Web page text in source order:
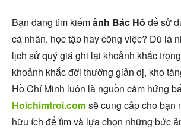
Bạn đang tìm kiếmảnh Bác Hồ để sử
cá nhân, học tập hay công việc? Dù là
lịch sử quý giá ghi lại khoảnh khắc
khoảnh khắc đời thường giản dị, kho
Hồ Chí Minh luôn là nguồn cảm hứng
Hoichimtroi.comsẽ cung cấp cho bạn
hữu ích để tìm và lựa chọn những bức